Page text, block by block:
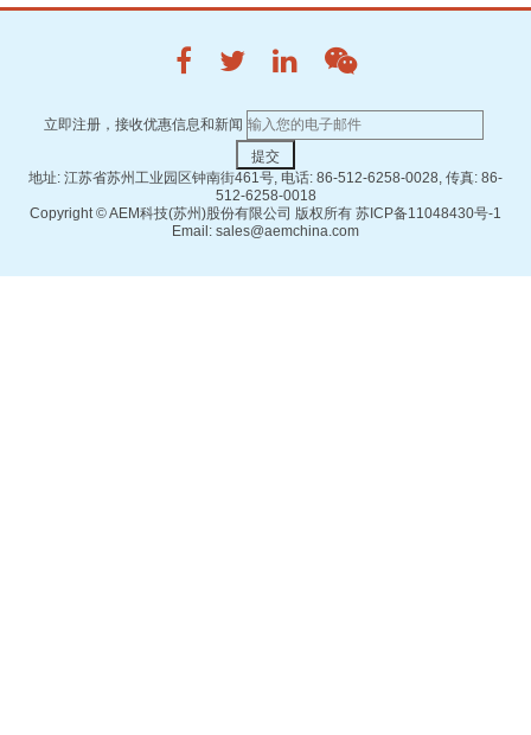
立即注册，接收优惠信息和新闻
地址: 江苏省苏州工业园区钟南街461号, 电话: 86-512-6258-0028, 传真: 86-
512-6258-0018
Copyright ©AEM科技(苏州)股份有限公司 版权所有 苏ICP备11048430号-1
Email: sales@aemchina.com